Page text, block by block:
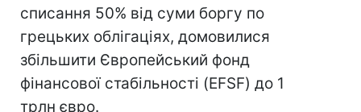
списання 50% від суми боргу по
грецьких облігаціях, домовилися
збільшити Європейський фонд
фінансової стабільності (EFSF) до 1
трлн євро.